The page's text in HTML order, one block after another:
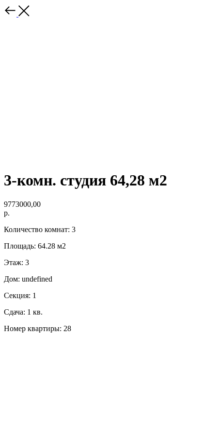
3-комн. студия 64,28 м2
9773000,00
р.
Количество комнат: 3
Площадь: 64.28 м2
Этаж: 3
Дом: undefined
Секция: 1
Сдача: 1 кв.
Номер квартиры: 28